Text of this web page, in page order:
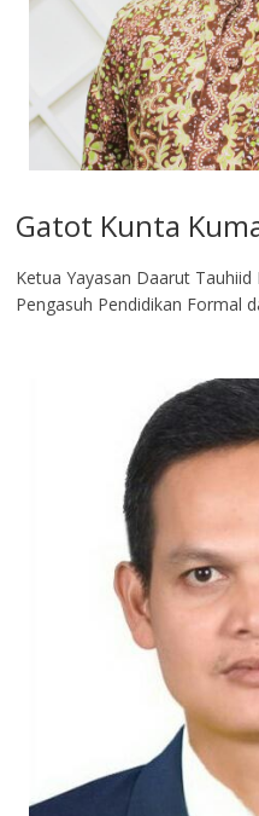
Gatot Kunta
Ketua Yayasan Daarut
Pengasuh Pendidikan Formal